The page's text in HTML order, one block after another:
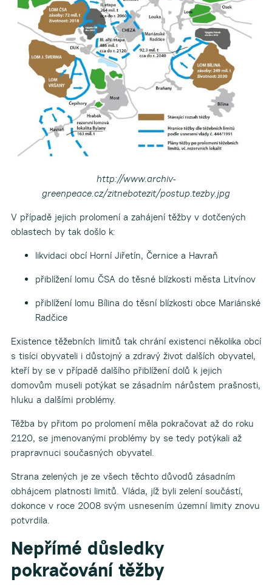
http://www.archiv-
greenpeace.cz/zitnebotezit/postup.tezby.jpg
V případě jejich prolomení a zahájení těžby v dotčených
oblastech by tak došlo k:
likvidaci obcí Horní Jiřetín, Černice a Havraň
přiblížení lomu ČSA do těsné blízkosti města Litvínov
přiblížení lomu Bílina do těsní blízkosti obce Mariánské
Radčice
Existence těžebních limitů tak chrání existenci několika obcí
s tisíci obyvateli i důstojný a zdravý život dalších obyvatel,
kteří by se v případě dalšího přiblížení dolů k jejich
domovům museli potýkat se zásadním nárůstem prašnosti,
hluku a dalšími problémy.
Těžba by přitom po prolomení měla pokračovat až do roku
2120, se jmenovanými problémy by se tedy potýkali až
prapravnuci současných obyvatel.
Strana zelených je ze všech těchto důvodů zásadním
obhájcem platnosti limitů. Vláda, jíž byli zelení součástí,
dokonce v roce 2008 svým usnesením územní limity znovu
potvrdila.
Nepřímé důsledky
pokračování těžby